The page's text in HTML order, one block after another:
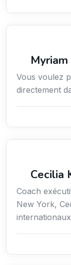
Vous voulez
directement
Cecilia
Coach
New York,
internationaux